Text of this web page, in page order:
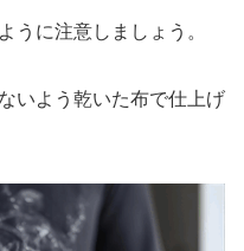
に注意しましょう。
いよう乾いた布で仕上げ